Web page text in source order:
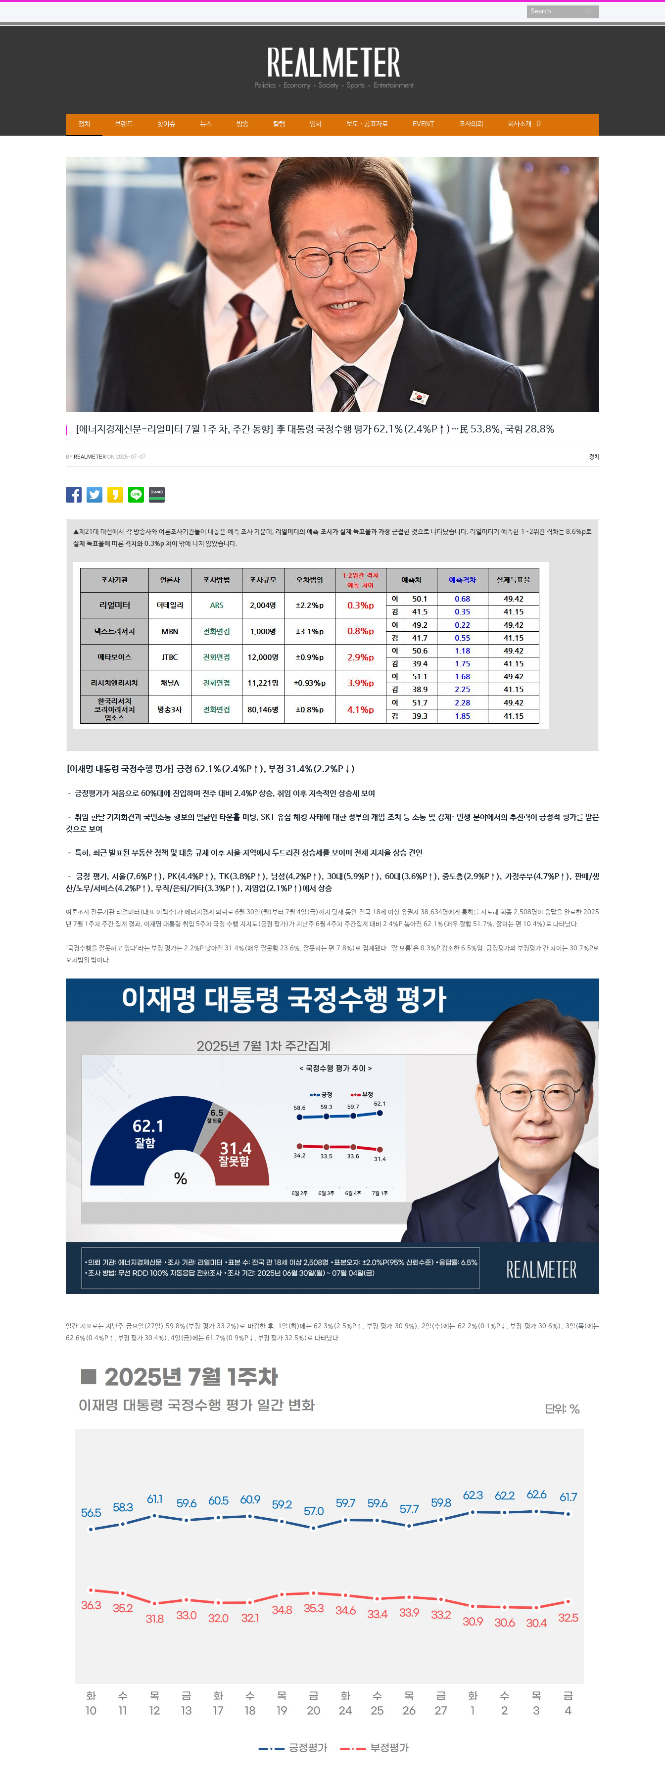
정치 브랜드 핫이슈 뉴스 방송 칼럼 영화 보도 · 공표자료 EVENT 조사의뢰 회사소개
[에너지경제신문-리얼미터 7월 1주 차, 주간 동향] 李 대통령 국정수행 평가 62.1%(2.4%P↑)…民 53.8%, 국힘 28.8%
BY REALMETERON 2025-07-07 정치
▲제21대 대선에서 각 방송사와 여론조사기관들이 내놓은 예측 조사 가운데, 리얼미터의 예측 조사가 실제 득표율과 가장 근접한 것으로 나타났습니다. 리얼미터가 예측한 1~2위간 격차는 8.6%p로
실제 득표율에 따른 격차와 0.3%p 차이 밖에 나지 않았습니다.
이재명 대통령 국정수행 평가 긍정 62.1%(2.4%P ↑ ), 부정 31.4%(2.2%P ↓ )
– 긍정평가가 처음으로 60%대에 진입하며 전주 대비 2.4%P 상승, 취임 이후 지속적인 상승세 보여
– 취임 한달 기자회견과 국민소통 행보의 일환인 타운홀 미팅, SKT 유심 해킹 사태에 대한 정부의 개입 조치 등 소통 및 경제· 민생 분야에서의 추진력이 긍정적 평가를 받은
것으로 보여
– 특히, 최근 발표된 부동산 정책 및 대출 규제 이후 서울 지역에서 두드러진 상승세를 보이며 전체 지지율 상승 견인
– 긍정 평가, 서울(7.6%P ↑ ), PK(4.4%P ↑ ), TK(3.8%P ↑ ), 남성(4.2%P↑ ), 30대(5.9%P↑ ), 60대(3.6%P↑ ), 중도층(2.9%P ↑ ), 가정주부(4.7%P ↑ ), 판매/생
산/노무/서비스(4.2%P ↑ ), 무직/은퇴/기타(3.3%P ↑ ), 자영업(2.1%P ↑ )에서 상승
여론조사 전문기관 리얼미터(대표 이택수)가 에너지경제 의뢰로 6월 30일(월)부터 7월 4일(금)까지 닷새 동안 전국 18세 이상 유권자 38,634명에게 통화를 시도해 최종 2,508명이 응답을 완료한 2025
년 7월 1주차 주간 집계 결과, 이재명 대통령 취임 5주차 국정 수행 지지도(긍정 평가)가 지난주 6월 4주차 주간집계 대비 2.4%P 높아진 62.1%(매우 잘함 51.7%, 잘하는 편 10.4%)로 나타났다.
‘국정수행을 잘못하고 있다’라는 부정 평가는 2.2%P 낮아진 31.4%(매우 잘못함 23.6%, 잘못하는 편 7.8%)로 집계됐다. ‘잘 모름’은 0.3%P 감소한 6.5%임. 긍정평가와 부정평가 간 차이는 30.7%P로
오차범위 밖이다.
일간 지표로는 지난주 금요일(27일) 59.8%(부정 평가 33.2%)로 마감한 후, 1일(화)에는 62.3%(2.5%P ↑ , 부정 평가 30.9%), 2일(수)에는 62.2%(0.1%P↓ , 부정 평가 30.6%), 3일(목)에는
62.6%(0.4%P ↑ , 부정 평가 30.4%), 4일(금)에는 61.7%(0.9%P ↓ , 부정 평가 32.5%)로 나타났다.